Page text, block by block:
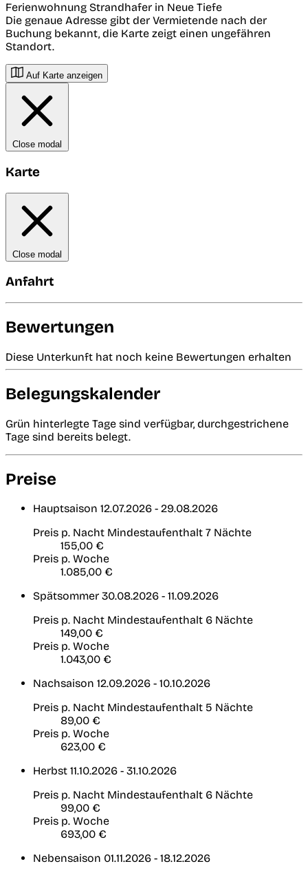
Ferienwohnung Strandhafer in Neue Tiefe
Die genaue Adresse gibt der Vermietende nach der
Buchung bekannt, die Karte zeigt einen ungefähren
Standort.
Auf Karte anzeigen
Close modal
Karte
Close modal
Anfahrt
Bewertungen
Diese Unterkunft hat noch keine Bewertungen erhalten
Belegungskalender
Grün hinterlegte Tage sind verfügbar, durchgestrichene
Tage sind bereits belegt.
Preise
Hauptsaison 12.07.2026 - 29.08.2026
Preis p. Nacht Mindestaufenthalt 7 Nächte
155,00 €
Preis p. Woche
1.085,00 €
Spätsommer 30.08.2026 - 11.09.2026
Preis p. Nacht Mindestaufenthalt 6 Nächte
149,00 €
Preis p. Woche
1.043,00 €
Nachsaison 12.09.2026 - 10.10.2026
Preis p. Nacht Mindestaufenthalt 5 Nächte
89,00 €
Preis p. Woche
623,00 €
Herbst 11.10.2026 - 31.10.2026
Preis p. Nacht Mindestaufenthalt 6 Nächte
99,00 €
Preis p. Woche
693,00 €
Nebensaison 01.11.2026 - 18.12.2026